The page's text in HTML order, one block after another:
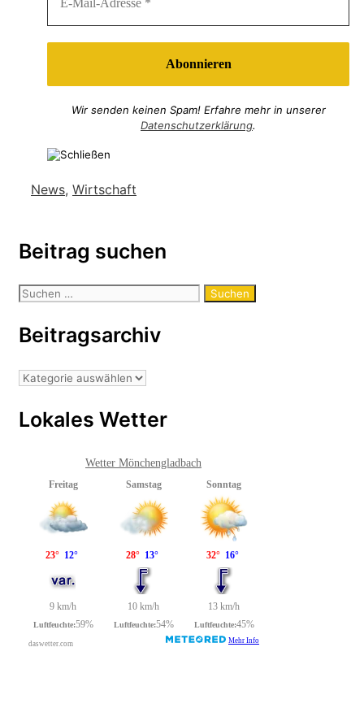
Wir senden keinen Spam! Erfahre mehr in unserer
Datenschutzerklärung.
Kategorien
News, Wirtschaft
Beitrag suchen
Suchen
Beitragsarchiv
Beitragsarchiv
Lokales Wetter
Wetter Mönchengladbach